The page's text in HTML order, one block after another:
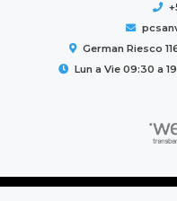
German Riesco
Lun a Vie 09:30 a
PC